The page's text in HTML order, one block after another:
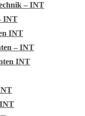
– INT
INT
INT
– INT
INT